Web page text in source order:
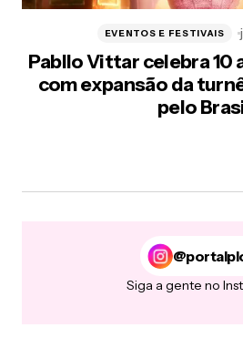
Pabllo Vittar celebra 10
com expansão da
pelo
EVENTOS E FESTIVAIS
Siga a gente no